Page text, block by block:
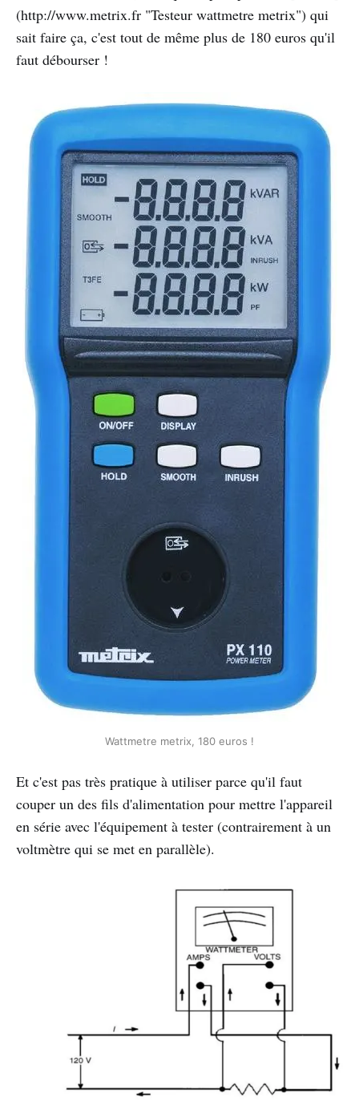
(http://www.metrix.fr "Testeur wattmetre metrix") qui
sait faire ça, c'est tout de même plus de 180 euros qu'il
faut débourser !
Wattmetre metrix, 180 euros !
Et c'est pas très pratique à utiliser parce qu'il faut
couper un des fils d'alimentation pour mettre l'appareil
en série avec l'équipement à tester (contrairement à un
voltmètre qui se met en parallèle).